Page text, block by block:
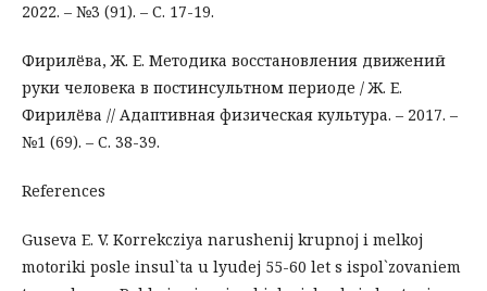
2022. – №3 (91). – С. 17-19.
Фирилёва, Ж. Е. Методика восстановления движений
руки человека в постинсультном периоде / Ж. Е.
Фирилёва // Адаптивная физическая культура. – 2017. –
№1 (69). – С. 38-39.
References
Guseva E. V. Korrekcziya narushenij krupnoj i melkoj
motoriki posle insul`ta u lyudej 55-60 let s ispol`zovaniem